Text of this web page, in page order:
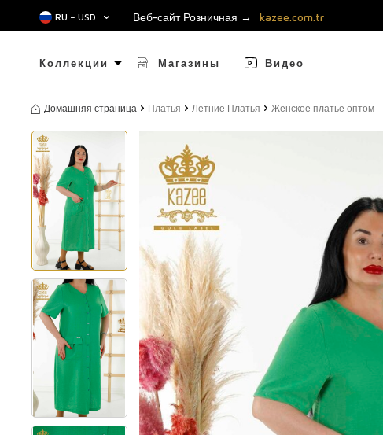
RU − USD Веб-сайт Розничная → kazee.com.tr
Коллекции Магазины Видео
Домашняя страница Платья Летние Платья Женское платье оптом